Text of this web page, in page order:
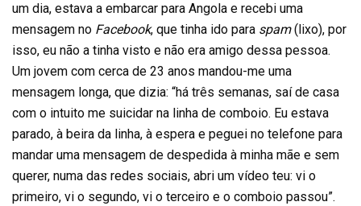
um dia, estava a embarcar para Angola e recebi uma
mensagem no Facebook, que tinha ido para spam(lixo), por
isso, eu não a tinha visto e não era amigo dessa pessoa.
Um jovem com cerca de 23 anos mandou-me uma
mensagem longa, que dizia: “há três semanas, saí de casa
com o intuito me suicidar na linha de comboio. Eu estava
parado, à beira da linha, à espera e peguei no telefone para
mandar uma mensagem de despedida à minha mãe e sem
querer, numa das redes sociais, abri um vídeo teu: vi o
primeiro, vi o segundo, vi o terceiro e o comboio passou”.